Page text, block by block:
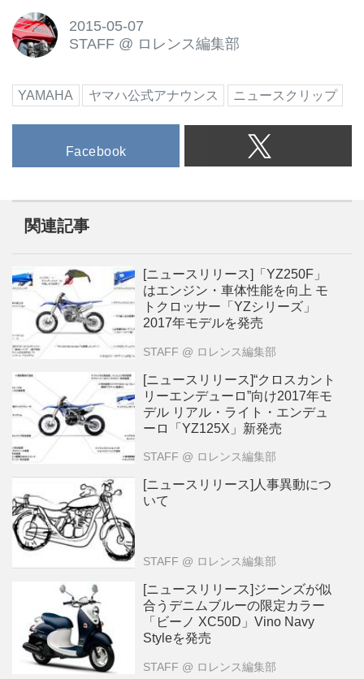
2015-05-07
STAFF @ ロレンス編集部
YAMAHA ヤマハ公式アナウンス ニュースクリップ
Facebook
関連記事
[ニュースリリース]「YZ250F」
はエンジン・車体性能を向上 モ
トクロッサー「YZシリーズ」
2017年モデルを発売
STAFF @ ロレンス編集部
[ニュースリリース]“クロスカント
リーエンデューロ”向け2017年モ
デル リアル・ライト・エンデュ
ーロ「YZ125X」新発売
STAFF @ ロレンス編集部
[ニュースリリース]人事異動につ
いて
STAFF @ ロレンス編集部
[ニュースリリース]ジーンズが似
合うデニムブルーの限定カラー
「ビーノ XC50D」Vino Navy
Styleを発売
STAFF @ ロレンス編集部